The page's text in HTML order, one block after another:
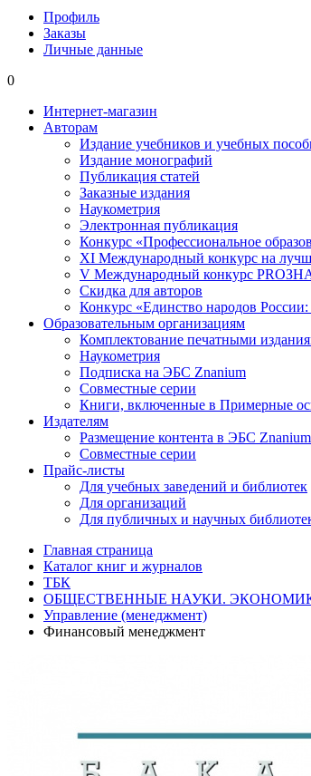
Профиль
Заказы
Личные данные
0
Интернет-магазин
Авторам
Издание учебников и учебных
Издание монографий
Публикация статей
Заказные издания
Наукометрия
Электронная публикация
Конкурс «Профессиональное
XI Международный конкурс на
V Международный конкурс
Скидка для авторов
Конкурс «Единство народов
Образовательным организациям
Комплектование печатными
Наукометрия
Подписка на ЭБС Znanium
Совместные серии
Книги, включенные в Примерные
Издателям
Размещение контента в ЭБС Znanium
Совместные серии
Прайс-листы
Для учебных заведений и библиотек
Для организаций
Для публичных и научных
Главная страница
Каталог книг и журналов
ТБК
ОБЩЕСТВЕННЫЕ НАУКИ.
Управление (менеджмент)
Финансовый менеджмент